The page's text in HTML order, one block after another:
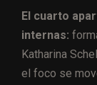
El cuarto
internas:
Katharina
el foco se